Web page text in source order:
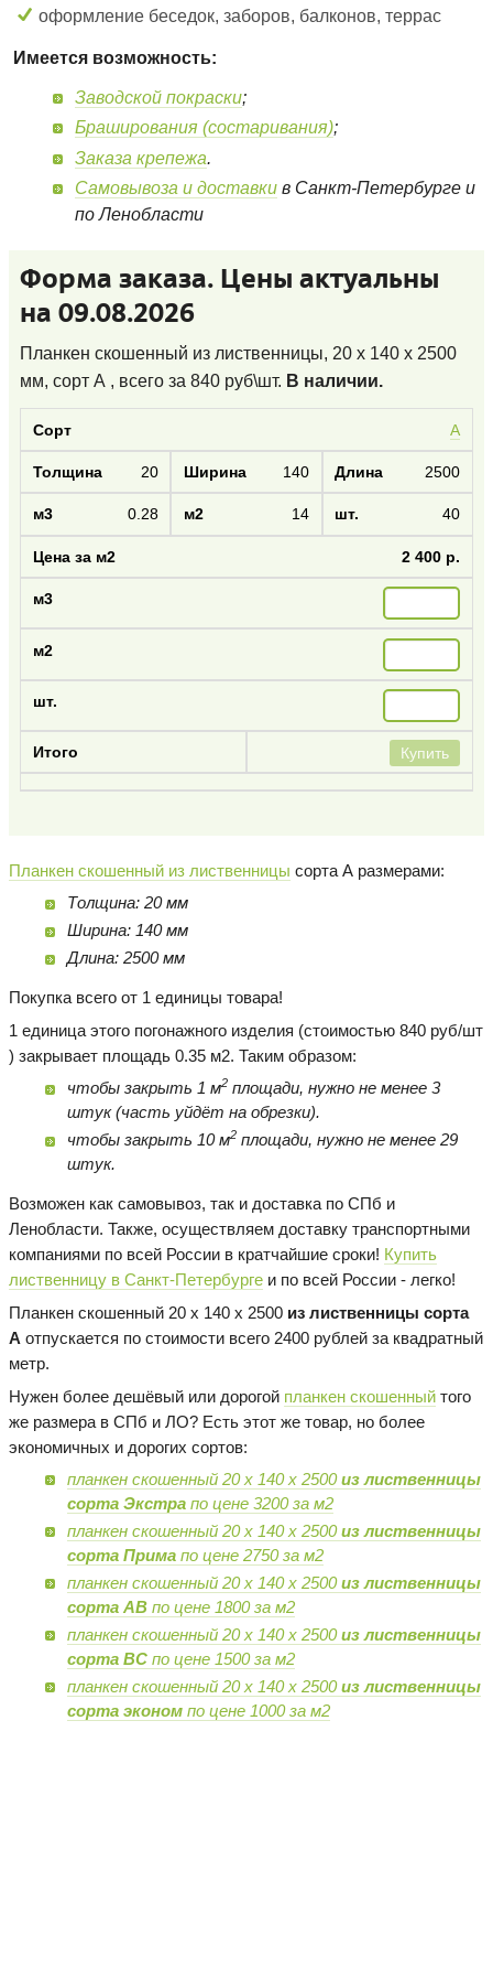
оформление беседок, заборов, балконов, террас
Имеется возможность:
Заводской покраски;
Браширования (состаривания);
Заказа крепежа.
Самовывоза и доставки в Санкт-Петербурге и
по Ленобласти
Форма заказа. Цены актуальны
на 09.08.2026
Планкен скошенный из лиственницы, 20 x 140 x 2500
мм, сорт А , всего за 840 руб\шт. В наличии.
А
20 140 2500
0.28 14 40
2 400 р.
Купить
Планкен скошенный из лиственницы сорта А размерами:
Толщина: 20 мм
Ширина: 140 мм
Длина: 2500 мм
Покупка всего от 1 единицы товара!
1 единица этого погонажного изделия (стоимостью 840 руб/шт
) закрывает площадь 0.35 м2. Таким образом:
чтобы закрыть 1 м2площади, нужно не менее 3
штук (часть уйдёт на обрезки).
чтобы закрыть 10 м2площади, нужно не менее 29
штук.
Возможен как самовывоз, так и доставка по СПб и
Ленобласти. Также, осуществляем доставку транспортными
компаниями по всей России в кратчайшие сроки! Купить
лиственницу в Санкт-Петербурге и по всей России - легко!
Планкен скошенный 20 х 140 х 2500 из лиственницы сорта
А отпускается по стоимости всего 2400 рублей за квадратный
метр.
Нужен более дешёвый или дорогой планкен скошенный того
же размера в СПб и ЛО? Есть этот же товар, но более
экономичных и дорогих сортов:
планкен скошенный 20 х 140 х 2500из лиственницы
сорта Экстрапо цене 3200 за м2
планкен скошенный 20 х 140 х 2500из лиственницы
сорта Примапо цене 2750 за м2
планкен скошенный 20 х 140 х 2500из лиственницы
сорта ABпо цене 1800 за м2
планкен скошенный 20 х 140 х 2500из лиственницы
сорта BCпо цене 1500 за м2
планкен скошенный 20 х 140 х 2500из лиственницы
сорта эконом по цене 1000 за м2